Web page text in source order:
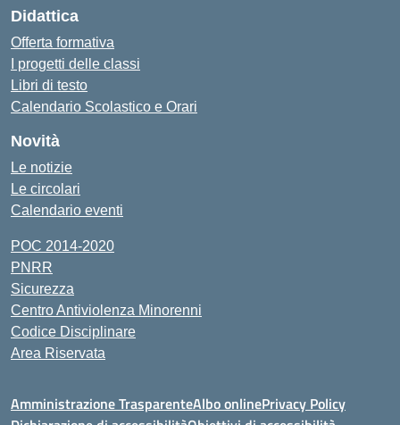
Didattica
Offerta formativa
I progetti delle classi
Libri di testo
Calendario Scolastico e Orari
Novità
Le notizie
Le circolari
Calendario eventi
POC 2014-2020
PNRR
Sicurezza
Centro Antiviolenza Minorenni
Codice Disciplinare
Area Riservata
Amministrazione TrasparenteAlbo onlinePrivacy Policy